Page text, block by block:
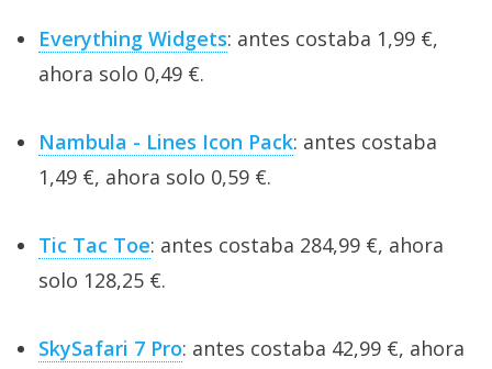
Everything Widgets: antes costaba 1,99 €,
ahora solo 0,49 €.
Nambula - Lines Icon Pack: antes costaba
1,49 €, ahora solo 0,59 €.
Tic Tac Toe: antes costaba 284,99 €, ahora
solo 128,25 €.
SkySafari 7 Pro: antes costaba 42,99 €, ahora